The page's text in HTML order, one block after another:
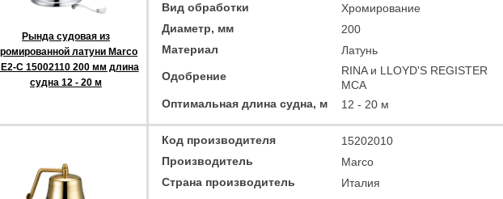
Рында судовая из
латуни Marco
C 15002110 200 мм длина
судна 12 - 20 м
Вид обработки
Хромирование
Диаметр, мм
200
Материал
Латунь
Одобрение
RINA и LLOYD'S REGISTER
MCA
Оптимальная длина судна, м
12 - 20 м
Код производителя
15202010
Производитель
Marco
Страна производитель
Италия